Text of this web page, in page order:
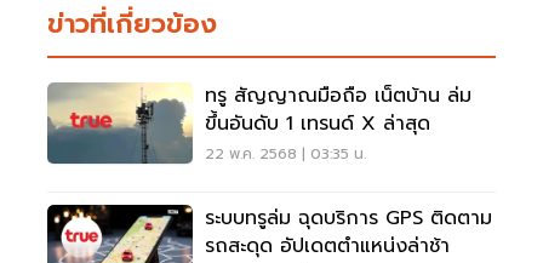
ข่าวที่เกี่ยวข้อง
ทรู สัญญาณมือถือ เน็ตบ้าน ล่ม
ขึ้นอันดับ 1 เทรนด์ X ล่าสุด
22 พ.ค. 2568 | 03:35 น.
ระบบทรูล่ม ฉุดบริการ GPS ติดตาม
รถสะดุด อัปเดตตำแหน่งล่าช้า